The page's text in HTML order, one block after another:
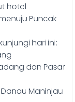
hotel
Puncak
hari ini:
dan Pasar
Maninjau